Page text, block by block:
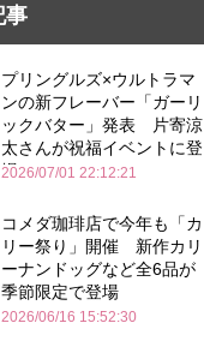
事
プリングルズ×ウルトラマ
ンの新フレーバー「ガーリ
ックバター」発表 片寄涼
太さんが祝福イベントに登
場
2026/07/01 22:12:21
コメダ珈琲店で今年も「カ
リー祭り」開催 新作カリ
ーナンドッグなど全6品が
季節限定で登場
2026/06/16 15:52:30